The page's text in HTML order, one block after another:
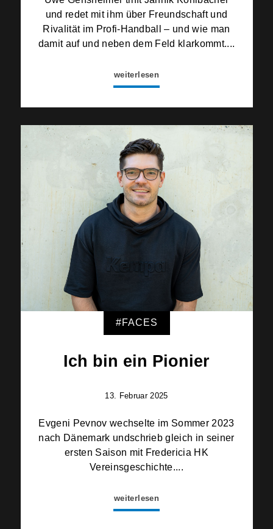
und redet mit ihm über Freundschaft und
Rivalität im Profi-Handball – und wie man
damit auf und neben dem Feld klarkommt....
weiterlesen
#FACES
Ich bin ein Pionier
13. Februar 2025
Evgeni Pevnov wechselte im Sommer 2023
nach Dänemark undschrieb gleich in seiner
ersten Saison mit Fredericia HK
Vereinsgeschichte....
weiterlesen